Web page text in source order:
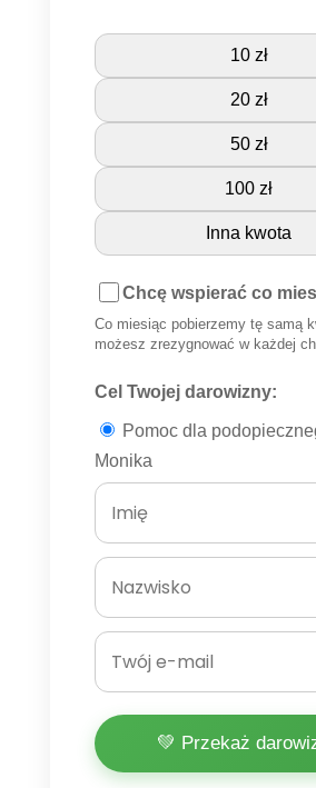
10 zł
20 zł
50 zł
100 zł
Inna kwota
Chcę wspierać co
Co miesiąc pobierzemy tę samą
możesz zrezygnować w każdej
Cel Twojej darowizny:
Pomoc dla
Monika
💚 Przekaż